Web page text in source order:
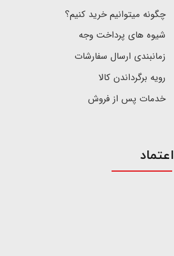
چگونه میتوانیم خرید کنیم؟
شیوه های پرداخت وجه
زمانبندی ارسال سفارشات
رویه برگرداندن کالا
خدمات پس از فروش
اعتماد